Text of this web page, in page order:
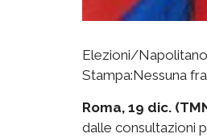
Elezioni/
Stampa:Nessuna
Roma, 19 dic.
dalle consultazioni